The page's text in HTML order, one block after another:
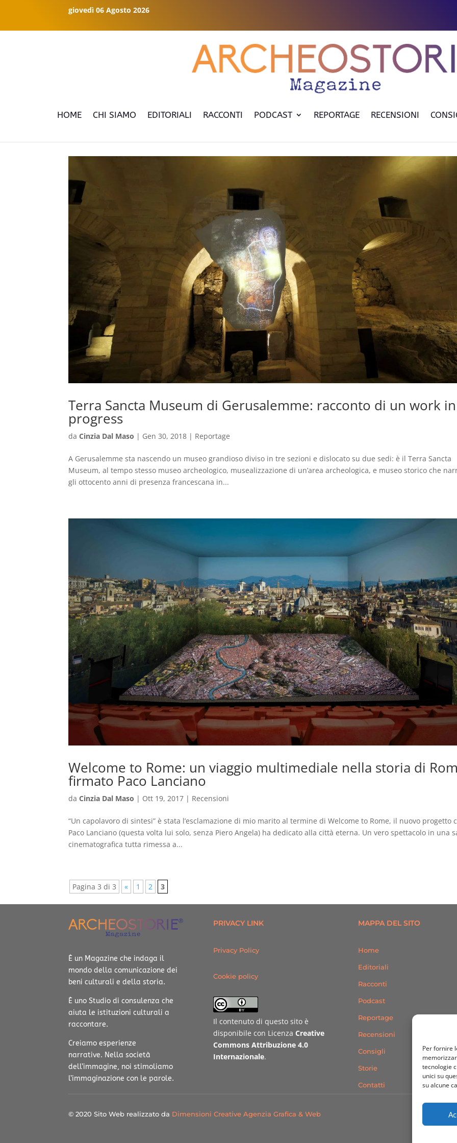
Per fornire
tecnologie
unici su
su alcune
giovedì 06 Agosto 2026
HOME CHI SIAMO EDITORIALI RACCONTI PODCAST REPORTAGE RECENSIONI
Terra Sancta Museum di Gerusalemme: racconto di un work in
progress
daCinzia Dal Maso | Gen 30, 2018 | Reportage
A Gerusalemme sta nascendo un museo grandioso diviso in tre sezioni e dislocato su due sedi: è il Terra Sancta
Museum, al tempo stesso museo archeologico, musealizzazione di un’area archeologica, e museo storico che
gli ottocento anni di presenza francescana in...
Welcome to Rome: un viaggio multimediale nella storia di
firmato Paco Lanciano
daCinzia Dal Maso | Ott 19, 2017 | Recensioni
“Un capolavoro di sintesi” è stata l’esclamazione di mio marito al termine di Welcome to Rome, il nuovo progetto
Paco Lanciano (questa volta lui solo, senza Piero Angela) ha dedicato alla città eterna. Un vero spettacolo in una
cinematografica tutta rimessa a...
Pagina 3 di 3 « 1 2 3
È un Magazine che indaga il
mondo della comunicazione dei
beni culturali e della storia.
È uno Studio di consulenza che
aiuta le istituzioni culturali a
raccontare.
Creiamo esperienze
narrative. Nella società
dell’immagine, noi stimoliamo
l’immaginazione con le parole.
PRIVACY LINK
Privacy Policy
Cookie policy
Il contenuto di questo sito è
disponibile con Licenza Creative
Commons Attribuzione 4.0
Internazionale.
MAPPA DEL SITO
Home
Editoriali
Racconti
Podcast
Reportage
Recensioni
Consigli
Storie
Contatti
© 2020 Sito Web realizzato da Dimensioni Creative Agenzia Grafica & Web